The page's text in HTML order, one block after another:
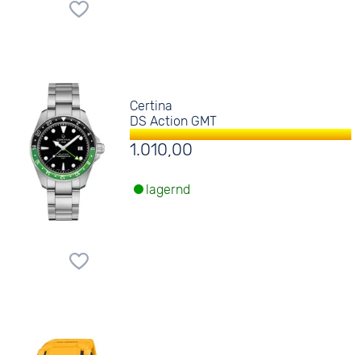
Certina
DS Action GMT
1.010,00
lagernd